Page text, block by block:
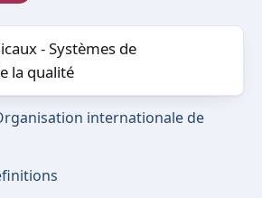
- Systèmes de
la qualité
internationale de